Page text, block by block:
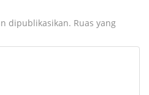
dipublikasikan. Ruas yang